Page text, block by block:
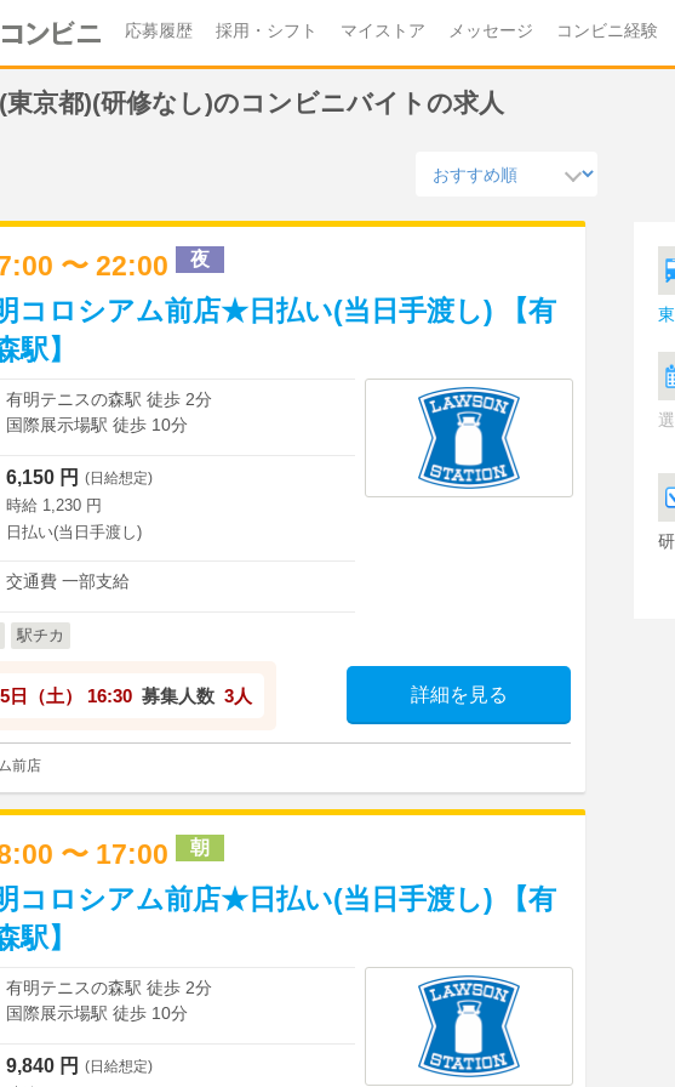
応募履歴 採用・シフト マイストア メッセージ コンビニ経験
京都)(研修なし)のコンビニバイトの求人
〜 22:00 夜
コロシアム前店★日払い(当日手渡し) 【有
駅】
有明テニスの森駅 徒歩 2分
国際展示場駅 徒歩 10分
6,150 円 (日給想定)
時給 1,230 円
日払い(当日手渡し)
交通費 一部支給
駅チカ
日（土） 16:30 募集人数 3人 詳細を見る
前店
〜 17:00 朝
コロシアム前店★日払い(当日手渡し) 【有
駅】
有明テニスの森駅 徒歩 2分
国際展示場駅 徒歩 10分
9,840 円 (日給想定)